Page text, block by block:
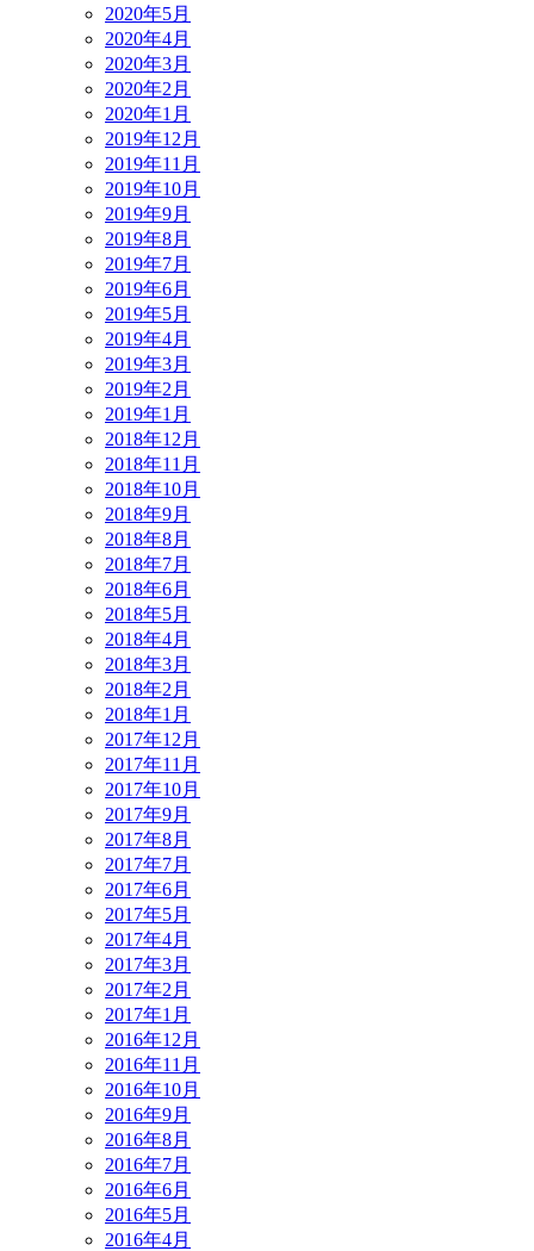
2020年5月
2020年4月
2020年3月
2020年2月
2020年1月
2019年12月
2019年11月
2019年10月
2019年9月
2019年8月
2019年7月
2019年6月
2019年5月
2019年4月
2019年3月
2019年2月
2019年1月
2018年12月
2018年11月
2018年10月
2018年9月
2018年8月
2018年7月
2018年6月
2018年5月
2018年4月
2018年3月
2018年2月
2018年1月
2017年12月
2017年11月
2017年10月
2017年9月
2017年8月
2017年7月
2017年6月
2017年5月
2017年4月
2017年3月
2017年2月
2017年1月
2016年12月
2016年11月
2016年10月
2016年9月
2016年8月
2016年7月
2016年6月
2016年5月
2016年4月